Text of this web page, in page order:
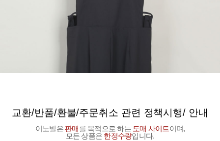
교환/반품/환불/주문취소 관련 정책시행/ 안내
이노빌은 판매 를 목적으로 하는 도매 사이트이며,
모든 상품은 한정수량입니다.